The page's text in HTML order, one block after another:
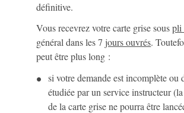
définitive.
Vous recevrez votre carte grise souspli
général dans les 7 jours ouvrés.
peut être plus long :
si votre demande est incomplète ou
étudiée par un service instructeur
de la carte grise ne pourra être